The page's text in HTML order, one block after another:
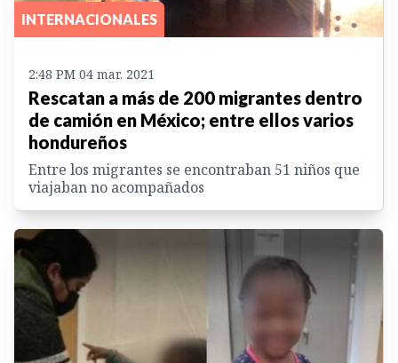
INTERNACIONALES
2:48 PM 04 mar. 2021
Rescatan a más de 200 migrantes dentro
de camión en México; entre ellos varios
hondureños
Entre los migrantes se encontraban 51 niños que
viajaban no acompañados